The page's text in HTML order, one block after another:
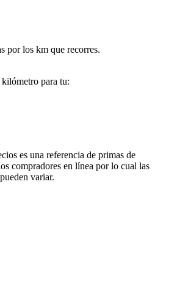
por los km que recorres.
para tu:
es una referencia de primas de
compradores en línea por lo cual las
variar.